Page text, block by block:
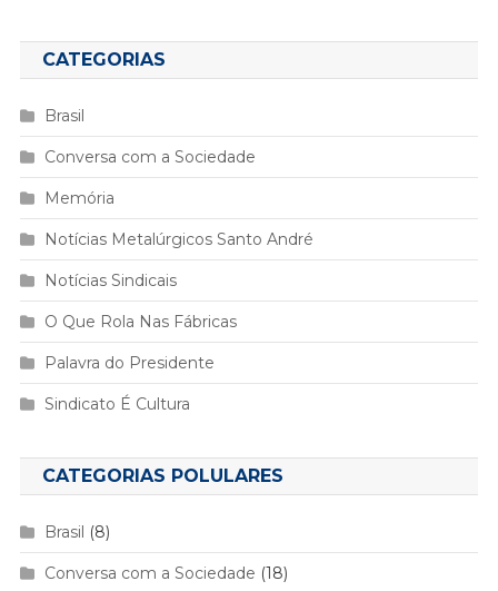
CATEGORIAS
Brasil
Conversa com a Sociedade
Memória
Notícias Metalúrgicos Santo André
Notícias Sindicais
O Que Rola Nas Fábricas
Palavra do Presidente
Sindicato É Cultura
CATEGORIAS POLULARES
Brasil (8)
Conversa com a Sociedade (18)